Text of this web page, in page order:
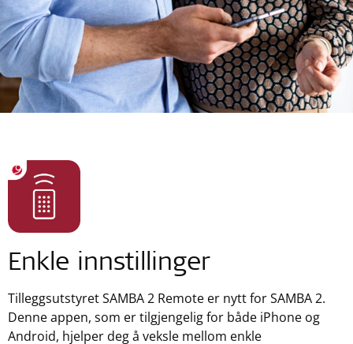
Enkle innstillinger
Tilleggsutstyret SAMBA 2 Remote er nytt for SAMBA 2.
Denne appen, som er tilgjengelig for både iPhone og
Android, hjelper deg å veksle mellom enkle